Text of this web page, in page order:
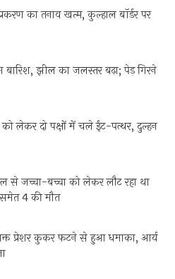
का तनाव खत्म, कुल्हाल बॉर्डर पर
झील का जलस्तर बढ़ा; पेड़ गिरने
लेकर दो पक्षों में चले ईंट-पत्थर, दुल्हन
से जच्चा-बच्चा को लेकर लौट रहा था
4 की मौत
वक्त प्रेशर कुकर फटने से हुआ धमाका, आर्य